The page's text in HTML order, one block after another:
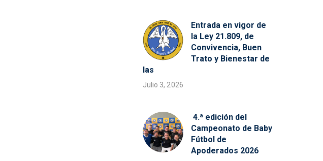
Entrada en vigor de
la Ley 21.809, de
Convivencia, Buen
Trato y Bienestar de
las
Julio 3, 2026
4.ª edición del
Campeonato de Baby
Fútbol de
Apoderados 2026